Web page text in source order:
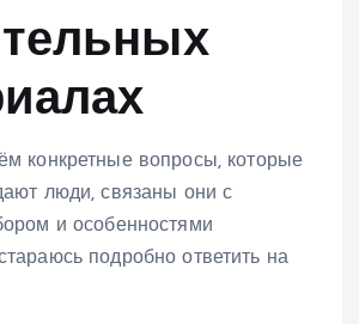
конкретные вопросы, которые
люди, связаны они с
и особенностями
подробно ответить на